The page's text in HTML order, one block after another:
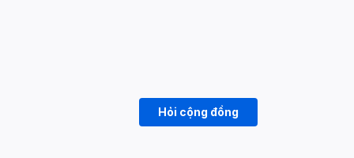
Hỏi cộng đồng